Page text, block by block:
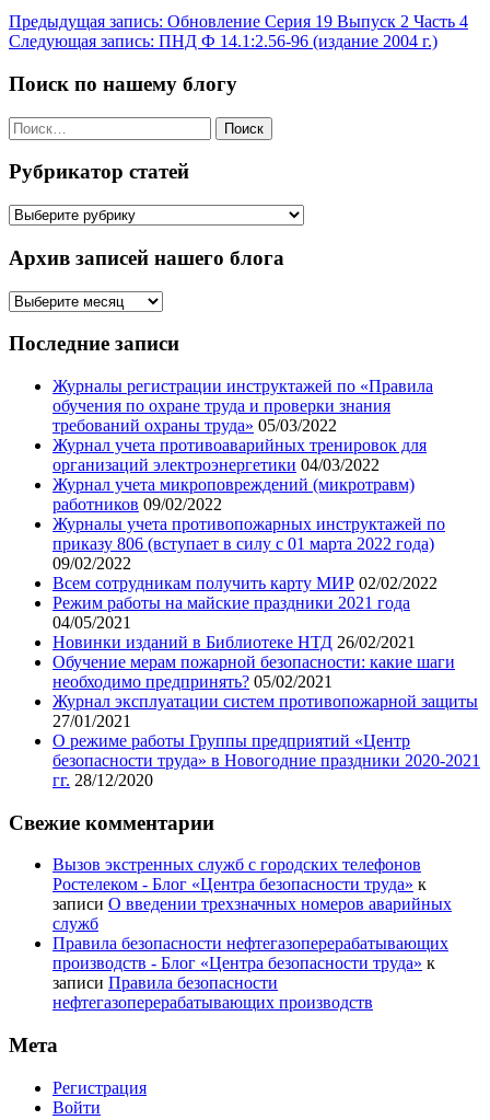
Навигация
по
записям
Предыдущая запись: Обновление Серия 19 Выпуск 2 Часть 4
Следующая запись: ПНД Ф 14.1:2.56-96 (издание 2004 г.)
Поиск по нашему блогу
Найти:
Рубрикатор статей
Рубрикатор
Архив записей нашего блога
Архив
нашего
Последние записи
Журналы регистрации инструктажей по «Правила
обучения по охране труда и проверки знания
требований охраны труда» 05/03/2022
Журнал учета противоаварийных тренировок для
организаций электроэнергетики 04/03/2022
Журнал учета микроповреждений (микротравм)
работников 09/02/2022
Журналы учета противопожарных инструктажей по
приказу 806 (вступает в силу с 01 марта 2022 года)
09/02/2022
Всем сотрудникам получить карту МИР 02/02/2022
Режим работы на майские праздники 2021 года
04/05/2021
Новинки изданий в Библиотеке НТД 26/02/2021
Обучение мерам пожарной безопасности: какие шаги
необходимо предпринять? 05/02/2021
Журнал эксплуатации систем противопожарной защиты
27/01/2021
О режиме работы Группы предприятий «Центр
безопасности труда» в Новогодние праздники 2020-2021
гг. 28/12/2020
Свежие комментарии
Вызов экстренных служб с городских телефонов
Ростелеком - Блог «Центра безопасности труда» к
записи О введении трехзначных номеров аварийных
служб
Правила безопасности нефтегазоперерабатывающих
производств - Блог «Центра безопасности труда» к
записи Правила безопасности
нефтегазоперерабатывающих производств
Мета
Регистрация
Войти